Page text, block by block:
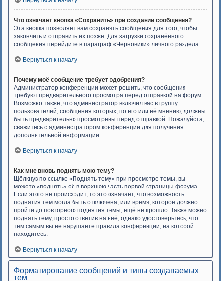
Что означает кнопка «Сохранить» при создании сообщения?
Эта кнопка позволяет вам сохранять сообщения для того, чтобы
закончить и отправить их позже. Для загрузки сохранённого
сообщения перейдите в параграф «Черновики» личного раздела.
Вернуться к началу
Почему моё сообщение требует одобрения?
Администратор конференции может решить, что сообщения
требуют предварительного просмотра перед отправкой на форум.
Возможно также, что администратор включил вас в группу
пользователей, сообщения которых, по его или её мнению, должны
быть предварительно просмотрены перед отправкой. Пожалуйста,
свяжитесь с администратором конференции для получения
дополнительной информации.
Вернуться к началу
Как мне вновь поднять мою тему?
Щёлкнув по ссылке «Поднять тему» при просмотре темы, вы
можете «поднять» её в верхнюю часть первой страницы форума.
Если этого не происходит, то это означает, что возможность
поднятия тем могла быть отключена, или время, которое должно
пройти до повторного поднятия темы, ещё не прошло. Также можно
поднять тему, просто ответив на неё, однако удостоверьтесь, что
тем самым вы не нарушаете правила конференции, на которой
находитесь.
Вернуться к началу
Форматирование сообщений и типы создаваемых
тем